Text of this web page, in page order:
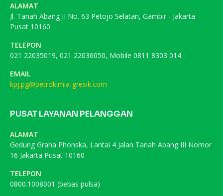
ALAMAT
Jl. Tanah Abang II No. 63 Petojo Selatan, Gambir - Jakarta
Pusat 10160
TELEPON
021 22035019, 021 22036050, Mobile 0811 8303 014
EMAIL
kpj.pg@petrokimia-gresik.com
PUSAT LAYANAN PELANGGAN
ALAMAT
Gedung Graha Phonska, Lantai 4 Jalan Tanah Abang III Nomor
16 Jakarta Pusat 10160
TELEPON
0800.1008001 (bebas pulsa)